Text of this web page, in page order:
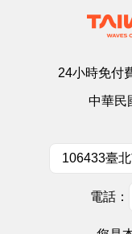
24小時免付
中華民
106433臺
電話：